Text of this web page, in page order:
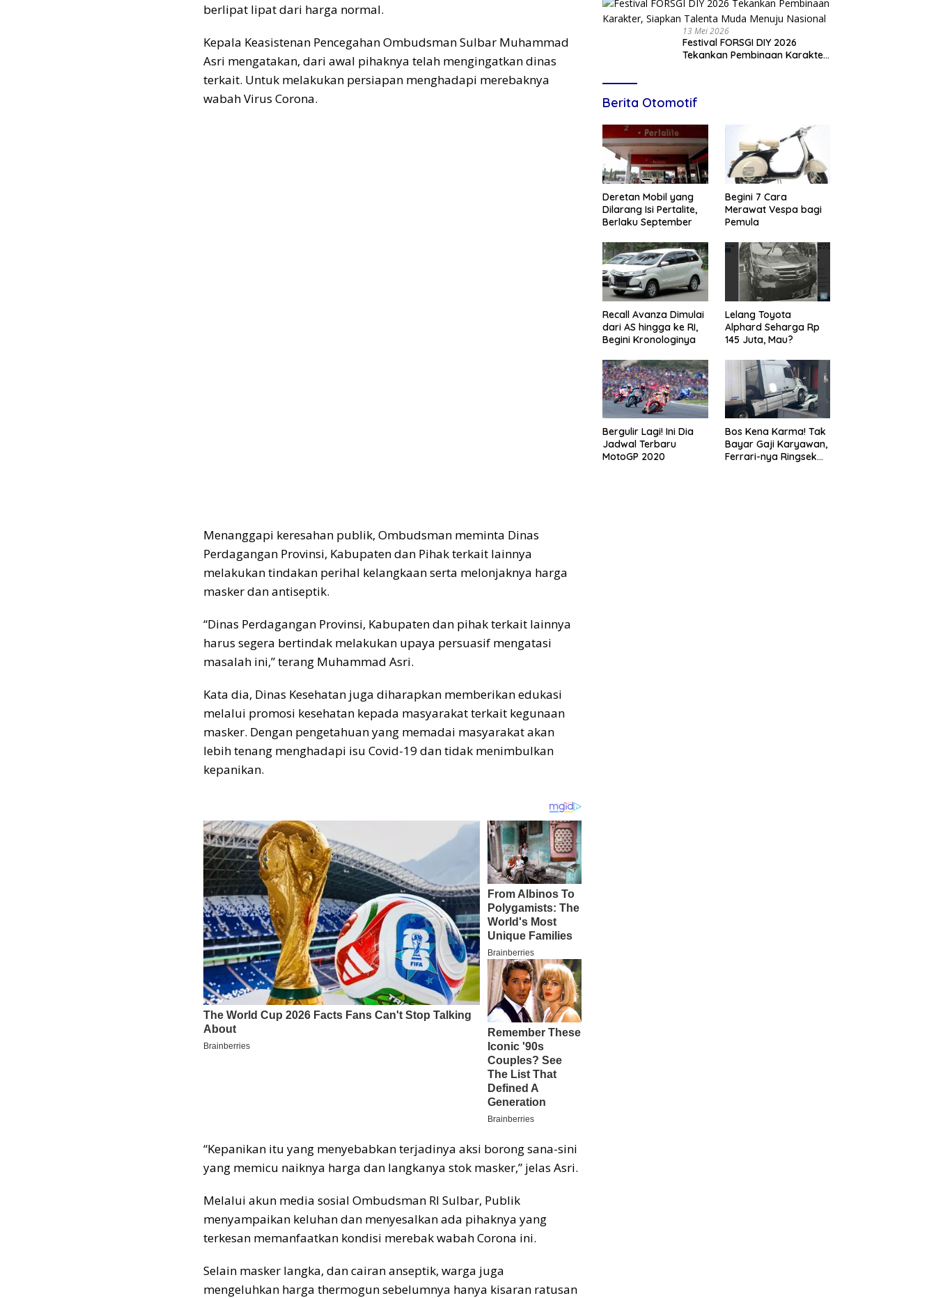
berlipat lipat dari harga normal.
Kepala Keasistenan Pencegahan Ombudsman Sulbar Muhammad
Asri mengatakan, dari awal pihaknya telah mengingatkan dinas
terkait. Untuk melakukan persiapan menghadapi merebaknya
wabah Virus Corona.
Menanggapi keresahan publik, Ombudsman meminta Dinas
Perdagangan Provinsi, Kabupaten dan Pihak terkait lainnya
melakukan tindakan perihal kelangkaan serta melonjaknya harga
masker dan antiseptik.
“Dinas Perdagangan Provinsi, Kabupaten dan pihak terkait lainnya
harus segera bertindak melakukan upaya persuasif mengatasi
masalah ini,” terang Muhammad Asri.
Kata dia, Dinas Kesehatan juga diharapkan memberikan edukasi
melalui promosi kesehatan kepada masyarakat terkait kegunaan
masker. Dengan pengetahuan yang memadai masyarakat akan
lebih tenang menghadapi isu Covid-19 dan tidak menimbulkan
kepanikan.
“Kepanikan itu yang menyebabkan terjadinya aksi borong sana-sini
yang memicu naiknya harga dan langkanya stok masker,” jelas Asri.
Melalui akun media sosial Ombudsman RI Sulbar, Publik
menyampaikan keluhan dan menyesalkan ada pihaknya yang
terkesan memanfaatkan kondisi merebak wabah Corona ini.
Selain masker langka, dan cairan anseptik, warga juga
mengeluhkan harga thermogun sebelumnya hanya kisaran ratusan
13 Mei 2026
Festival FORSGI DIY 2026
Tekankan Pembinaan Karakter,
Berita Otomotif
Deretan Mobil yang
Dilarang Isi Pertalite,
Berlaku September
Begini 7 Cara
Merawat Vespa bagi
Pemula
Recall Avanza Dimulai
dari AS hingga ke RI,
Begini Kronologinya
Lelang Toyota
Alphard Seharga Rp
145 Juta, Mau?
Bergulir Lagi! Ini Dia
Jadwal Terbaru
MotoGP 2020
Bos Kena Karma! Tak
Bayar Gaji Karyawan,
Ferrari-nya Ringsek